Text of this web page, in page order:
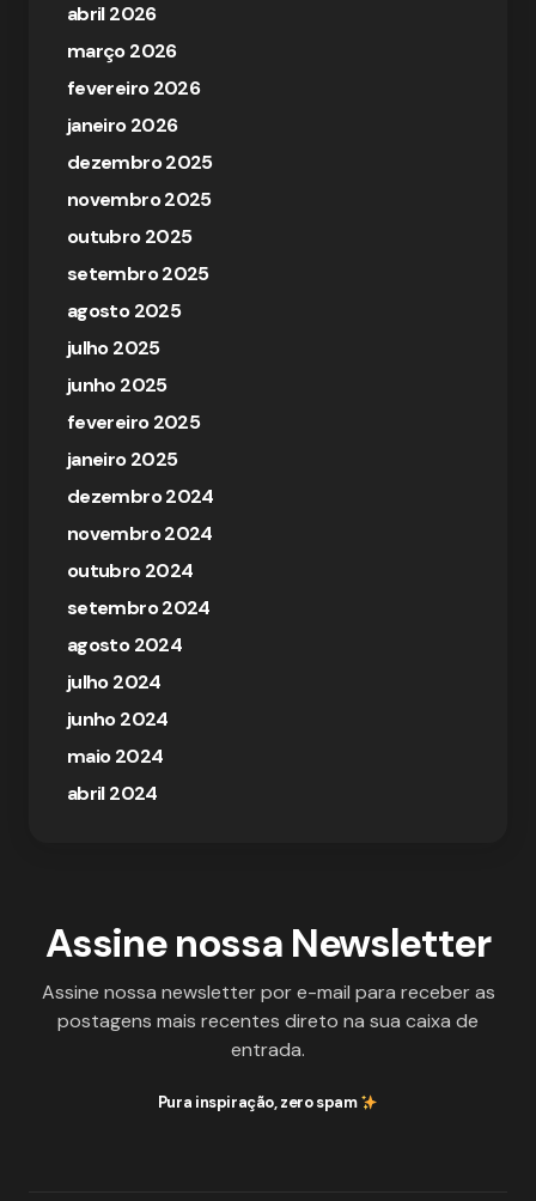
abril 2026
março 2026
fevereiro 2026
janeiro 2026
dezembro 2025
novembro 2025
outubro 2025
setembro 2025
agosto 2025
julho 2025
junho 2025
fevereiro 2025
janeiro 2025
dezembro 2024
novembro 2024
outubro 2024
setembro 2024
agosto 2024
julho 2024
junho 2024
maio 2024
abril 2024
Assine nossa Newsletter
Assine nossa newsletter por e-mail para receber as
postagens mais recentes direto na sua caixa de
entrada.
Pura inspiração, zero spam